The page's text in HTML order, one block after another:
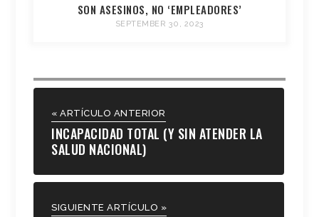
SON ASESINOS, NO ‘EMPLEADORES’
SEPTEMBER 30, 2023
« ARTÍCULO ANTERIOR
INCAPACIDAD TOTAL (Y SIN ATENDER LA
SALUD NACIONAL)
SIGUIENTE ARTÍCULO »